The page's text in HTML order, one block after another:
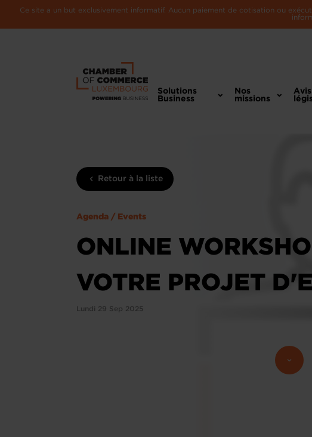
Ce site a un but exclusivement informatif. Aucun paiement de cotisation ou
Solutions
Business
Nos
missions
Avis
Retour à la liste
Agenda / Events
ONLINE
VOTRE PROJET
Lundi 29 Sep 2025